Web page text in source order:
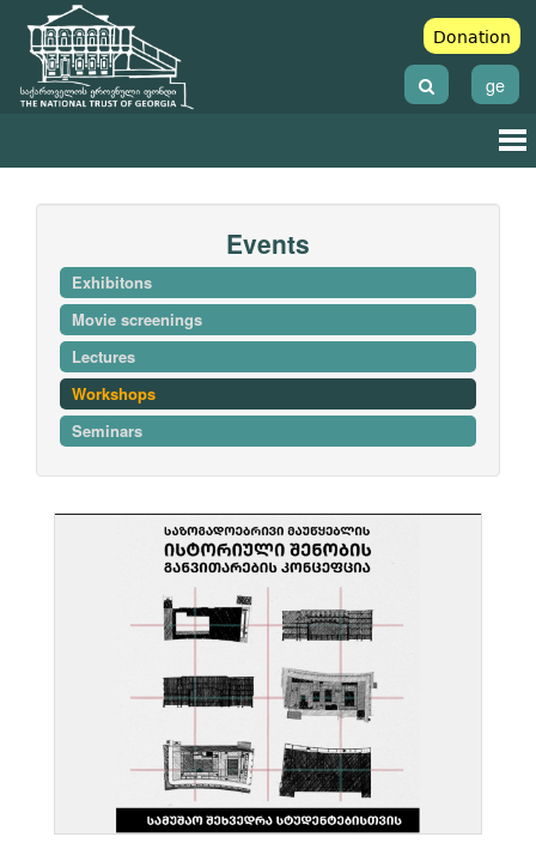
Donation
ge
Events
Exhibitons
Movie screenings
Lectures
Workshops
Seminars